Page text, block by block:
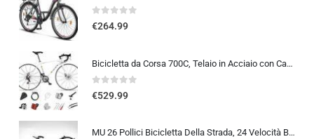
0out of 5
€264.99
Bicicletta da Corsa 700C, Telaio in Acciaio con Cambio a 24/27/30 Marce, Bicicletta da Strada per Uomo Donna, Bici da Stra…
0out of 5
€529.99
MU 26 Pollici Bicicletta Della Strada, 24 Velocità Bici, Doppio Disco Freno, Acciaio Al Carbonio Telaio, Strada Biciclette…